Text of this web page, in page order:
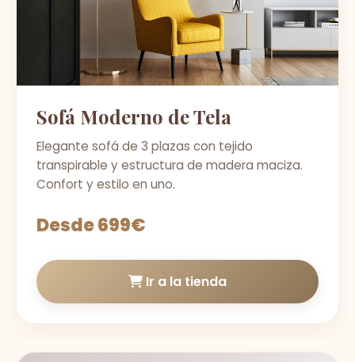
Sofá Moderno de Tela
Elegante sofá de 3 plazas con tejido
transpirable y estructura de madera maciza.
Confort y estilo en uno.
Desde 699€
Ir a la tienda